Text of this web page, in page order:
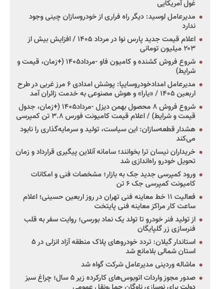
غول آمریکایی
مدیرعامل لوسید: دیگر راه فراری از خودروسازان چینی وجود
ندارد
اعلام قیمت جدید پارس نوا در مرداد ۱۴۰۵ / افزایش بیش از
۲۰۳ میلیون تومانی
شروع فروش کشنده و کامیون فاو -مرداد۱۴۰۵ (+زمان، قیمت و
شرایط)
مدیرعامل امدادخودروسایپا: پوشش امدادی ۶ مرز غربی در طرح
اربعین ۱۴۰۵ / «یارا» و هوش مصنوعی به خدمت زائران آمد
شروع فروش ۸ محصول بهمن دیزل -مرداد۱۴۰۵ (+زمان، جدول
قیمت و شرایط) / اعلام قیمت کامیونت فورس ۳.۸ تن کمپرسی
هشدار قطعه‌سازان: این سیاست، تولید و سرمایه‌گذاری را نابود
می‌کند
خریداران نیسان ترا بخوانند؛ سامانه آنلاین پیگیری قرارداد و زمان
تحویل خودرو راه‌اندازی شد
ورود کمپرسی جدید جک به بازار؛ مشخصات فنی و امکانات
کامیونت کمپرسی جک ۶ تن
فعالیت ۱۱ خط معاینه فنی تهران در روز اربعین حسینی؛ اعلام
ساعت کار مراکز معاینه فنی پایتخت
از تولید فنر خودرو تا تولد یک نماد بورسی؛ روایت سفر به قلب
فنرسازی زر گلپایگان
استاندار گیلان: تردد خودروهای پلاک منطقه آزاد انزلی در ۵
استان شمالی بلامانع شد
ماشاله وردینی مدیرعامل شرکت گواه شد
صدور مجوز واردات اتوبوس‌های کارکرده زیر ۵ سال؛ چراغ سبز